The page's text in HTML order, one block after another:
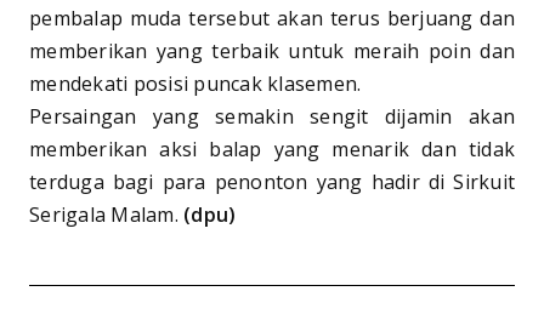
pembalap muda tersebut akan terus berjuang dan
memberikan yang terbaik untuk meraih poin dan
mendekati posisi puncak klasemen.
Persaingan yang semakin sengit dijamin akan
memberikan aksi balap yang menarik dan tidak
terduga bagi para penonton yang hadir di Sirkuit
Serigala Malam. (dpu)